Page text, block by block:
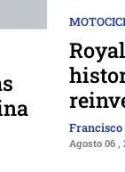
Agosto 06 ,